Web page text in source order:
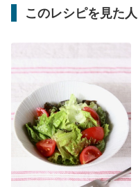
このレシピを見た